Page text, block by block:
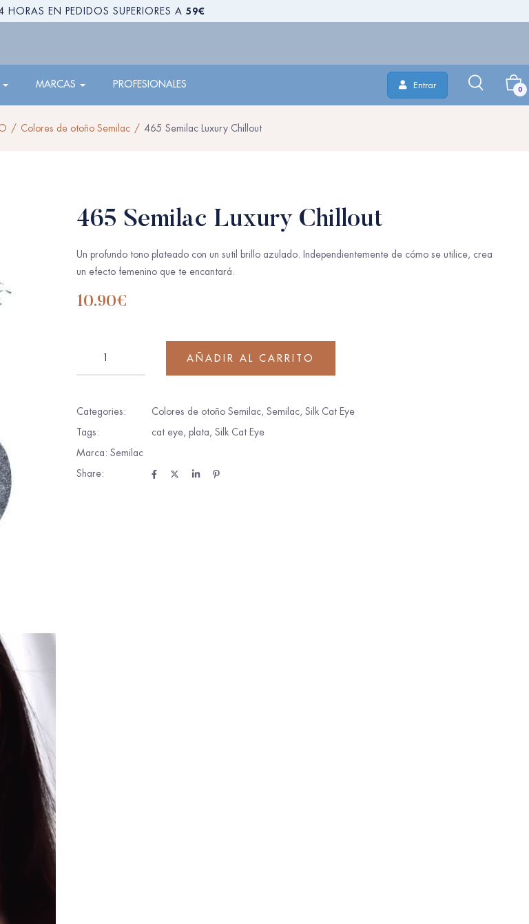
EN PEDIDOS SUPERIORES A 59€
MARCAS PROFESIONALES Entrar 0
Colores de otoño Semilac 465 Semilac Luxury Chillout
465 Semilac Luxury Chillout
Un profundo tono plateado con un sutil brillo azulado. Independientemente de cómo se utilice, crea
un efecto femenino que te encantará.
10.90€
AÑADIR AL CARRITO
Categories: Colores de otoño Semilac, Semilac, Silk Cat Eye
Tags:
cat eye, plata, Silk Cat Eye
Marca: Semilac
Share: